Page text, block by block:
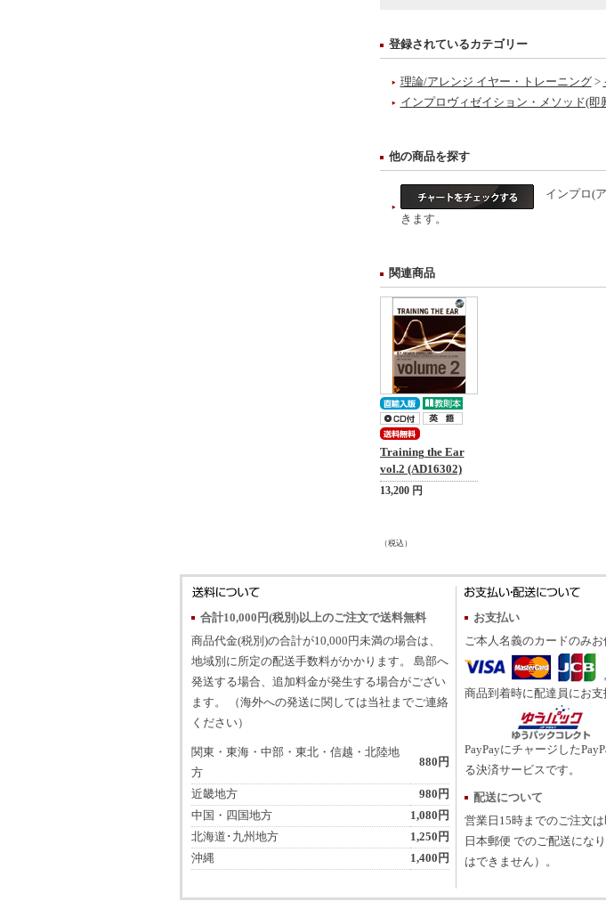
登録されているカテゴリー
理論/アレンジ イヤー・トレーニング>
インプロヴィゼイション・メソッド(即
他の商品を探す
インプロ(ア
きます。
関連商品
Training the Ear
vol.2 (AD16302)
13,200 円
（税込）
合計10,000円(税別)以上のご注文で送料無料
商品代金(税別)の合計が10,000円未満の場合は、
地域別に所定の配送手数料がかかります。 島部へ
発送する場合、追加料金が発生する場合がござい
ます。 （海外への発送に関しては当社までご連絡
ください）
関東・東海・中部・東北・信越・北陸地
方
880円
近畿地方
980円
中国・四国地方
1,080円
北海道･九州地方
1,250円
沖縄
1,400円
お支払い
ご本人名義のカードのみお
商品到着時に配達員にお支
PayPayにチャージした
る決済サービスです。
配送について
営業日15時までのご注文は
日本郵便 でのご配送にな
はできません）。